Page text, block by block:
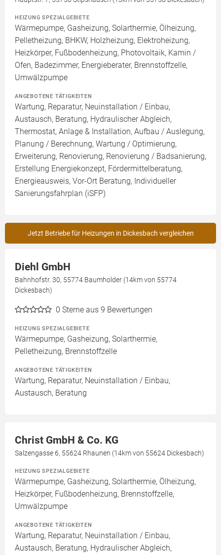
HEIZUNG SPEZIALGEBIETE
Wärmepumpe, Gasheizung, Solarthermie, Ölheizung,
Pelletheizung, BHKW, Holzheizung, Elektroheizung,
Heizkörper, Fußbodenheizung, Photovoltaik, Kamin /
Ofen, Badezimmer, Energieberater, Brennstoffzelle,
Umwälzpumpe
ANGEBOTENE TÄTIGKEITEN
Wartung, Reparatur, Neuinstallation / Einbau,
Austausch, Beratung, Hydraulischer Abgleich,
Thermostat, Anlage & Installation, Aufbau / Auslegung,
Planung / Berechnung, Wartung / Optimierung,
Erweiterung, Renovierung, Renovierung / Badsanierung,
Erstellung Energiekonzept, Fördermittelberatung,
Energieausweis, Vor-Ort Beratung, Individueller
Sanierungsfahrplan (iSFP)
Jetzt Betriebe für Heizungen in Dickesbach vergleichen
Diehl GmbH
Bahnhofstr. 30, 55774 Baumholder (14km von 55774
Dickesbach)
0 Sterne aus 9 Bewertungen
HEIZUNG SPEZIALGEBIETE
Wärmepumpe, Gasheizung, Solarthermie,
Pelletheizung, Brennstoffzelle
ANGEBOTENE TÄTIGKEITEN
Wartung, Reparatur, Neuinstallation / Einbau,
Austausch, Beratung
Christ GmbH & Co. KG
Salzengasse 6, 55624 Rhaunen (14km von 55624 Dickesbach)
HEIZUNG SPEZIALGEBIETE
Wärmepumpe, Gasheizung, Solarthermie, Ölheizung,
Heizkörper, Fußbodenheizung, Brennstoffzelle,
Umwälzpumpe
ANGEBOTENE TÄTIGKEITEN
Wartung, Reparatur, Neuinstallation / Einbau,
Austausch, Beratung, Hydraulischer Abgleich,